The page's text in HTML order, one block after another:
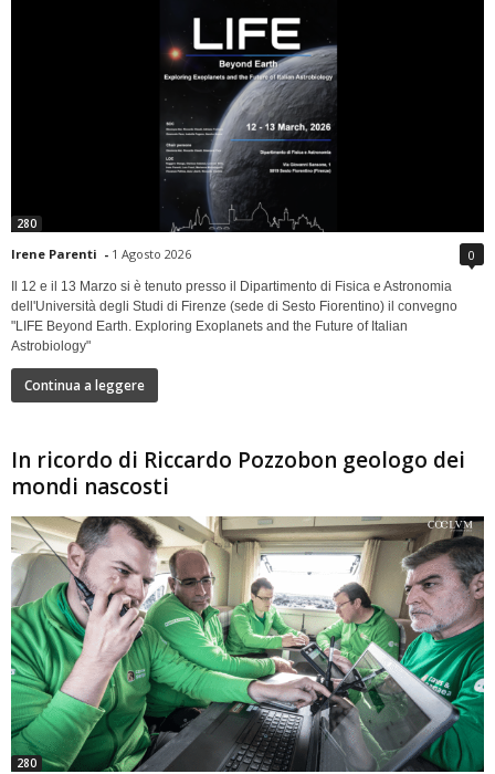
280
Irene Parenti - 1 Agosto 2026 0
Il 12 e il 13 Marzo si è tenuto presso il Dipartimento di Fisica e Astronomia
dell'Università degli Studi di Firenze (sede di Sesto Fiorentino) il convegno
"LIFE Beyond Earth. Exploring Exoplanets and the Future of Italian
Astrobiology"
Continua a leggere
In ricordo di Riccardo Pozzobon geologo dei
mondi nascosti
280